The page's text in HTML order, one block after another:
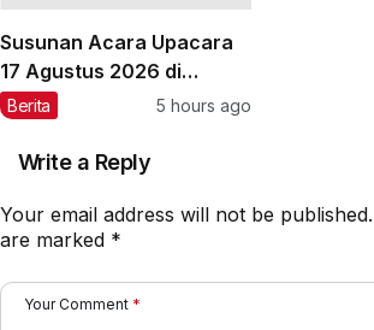
Susunan Acara Upacara
17 Agustus 2026 di
Sekolah
Berita 5 hours ago
Write a Reply
Your email address will not be published.
are marked *
Your Comment *